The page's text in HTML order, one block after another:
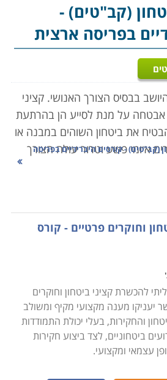
(קב"טים) -
בפריסה ארצית
בבסיס הצורך האנושי. קציני
אבטחה על מנת לסייע הן בהרתעת
את ביטחון השוהים במבנה או
איומי פשע וטרור עולה הצורך
במקומות כגון בנקים, בתי
הביטחון להשרות שלווה על
לעבודתו, ותלויה רבות בידע
לאנשים העוסקים באבטחה, בין
אבטחת קבוצות או אבטחת
גבוהים ומיוחדים בתחום.
מרקע צבאי עשיר ביחידות
ותפקידי קצונה ביחידות
קציני בטחון להגיע מרקע של עבודות
(קב"טים) - קורסים היברידיים בפריסה
וחוקרים פרטיים - קורס
להכשרת קציני ביטחון וחוקרים
יעניקו מענה מקצועי מקיף ומשולב
והחקירות, בעלי יכולת התמודדות
ביטחוניים, לצד ביצוע חקירות
עצמאי ומקצועי.